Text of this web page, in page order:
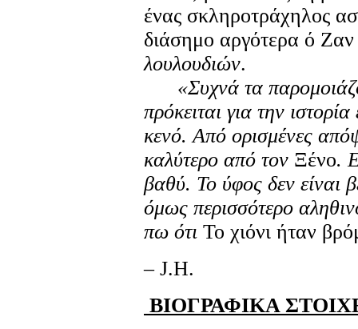
ένας σκληροτράχηλος
διάσημο αργότερα ό
λουλουδιών.
«Συχνά τα
πρόκειται για την
κενό. Από ορισμένες
καλύτερο από τον Ξένο.
βαθύ. Το ύφος δεν είναι
όμως περισσότερο
πω ότι Το χιόνι ήταν
– J.H.
ΒΙΟΓΡΑΦΙΚΑ